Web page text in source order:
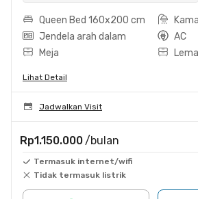
Queen Bed 160x200 cm
Jendela arah dalam
AC
Meja
Lihat Detail
Jadwalkan Visit
Rp1.150.000 /bulan
Termasuk internet/wifi
Tidak termasuk listrik